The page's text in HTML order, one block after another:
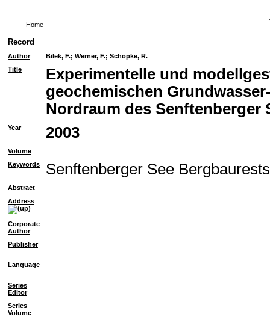
Home
Record
Author Bilek, F.; Werner, F.; Schöpke, R.
Title
Experimentelle und
geochemischen
Nordraum des Senftenberger
Year 2003
Volume
Keywords
Senftenberger See
Abstract
Address
Corporate
Author
Publisher
Language
Series
Editor
Series
Volume